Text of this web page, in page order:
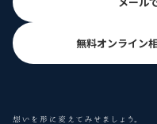
無料オンライン